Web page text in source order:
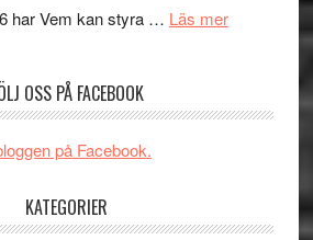
teater
´s
och
Jackie
har Vem kan styra … Läs merom
synas
Vem
OSS PÅ FACEBOOK
på Facebook.
KATEGORIER